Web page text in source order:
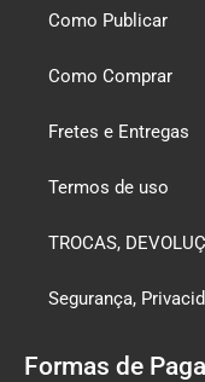
Como Publicar
Como Comprar
Fretes e Entregas
Termos de uso
TROCAS,
Segurança,
Formas de